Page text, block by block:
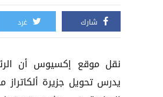
شارك غرد
نقل موقع إكسيوس أن
يدرس تحويل جزيرة